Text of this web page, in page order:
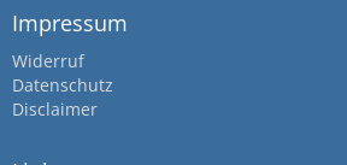
Impressum
Widerruf
Datenschutz
Disclaimer